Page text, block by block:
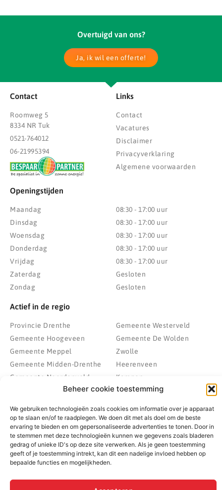
Beheer cookie toestemming
We gebruiken technologieën zoals cookies om informatie over je apparaat
op te slaan en/of te raadplegen. We doen dit met als doel om de beste
ervaring te bieden en om gepersonaliseerde advertenties te tonen. Door in
te stemmen met deze technologieën kunnen we gegevens zoals bladeren
gedrag of unieke ID's op deze site verwerken. Als je geen toestemming
geeft of je toestemming intrekt, kan dit een nadelige invloed hebben op
bepaalde functies en mogelijkheden.
Overtuigd van ons?
Ja, ik wil een offerte!
Contact
Roomweg 5
8334 NR Tuk
0521-764012
06-21995394
Links
Contact
Vacatures
Disclaimer
Privacyverklaring
Algemene voorwaarden
Openingstijden
Maandag
Dinsdag
Woensdag
Donderdag
Vrijdag
Zaterdag
Zondag
08:30 - 17:00 uur
08:30 - 17:00 uur
08:30 - 17:00 uur
08:30 - 17:00 uur
08:30 - 17:00 uur
Gesloten
Gesloten
Actief in de regio
Provincie Drenthe
Gemeente Hoogeveen
Gemeente Meppel
Gemeente Midden-Drenthe
Gemeente Noordenveld
Gemeente Noordoostpolder
Gemeente Weststellingwerf
Gemeente Westerveld
Gemeente De Wolden
Zwolle
Heerenveen
Kampen
Emmeloord
© 2022 - 2026 BespaarPartner | Alle rechten voorbehouden